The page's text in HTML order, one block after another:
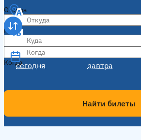
Откуда
Куда
Когда
сегодня завтра
Когда
Найти билеты